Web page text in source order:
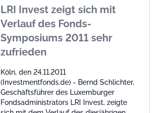
LRI Invest zeigt sich mit
Verlauf des Fonds-
Symposiums 2011 sehr
zufrieden
Köln, den 24.11.2011
(Investmentfonds.de) - Bernd Schlichter,
Geschäftsführer des Luxemburger
Fondsadministrators LRI Invest, zeigte